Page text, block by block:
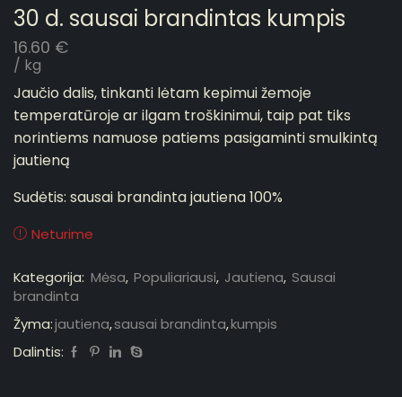
30 d. sausai brandintas kumpis
16.60 €
/ kg
Jaučio dalis, tinkanti lėtam kepimui žemoje
temperatūroje ar ilgam troškinimui, taip pat tiks
norintiems namuose patiems pasigaminti smulkintą
jautieną
Sudėtis: sausai brandinta jautiena 100%
Neturime
Kategorija: Mėsa, Populiariausi, Jautiena, Sausai
brandinta
Žyma:jautiena,sausai brandinta,kumpis
Dalintis: